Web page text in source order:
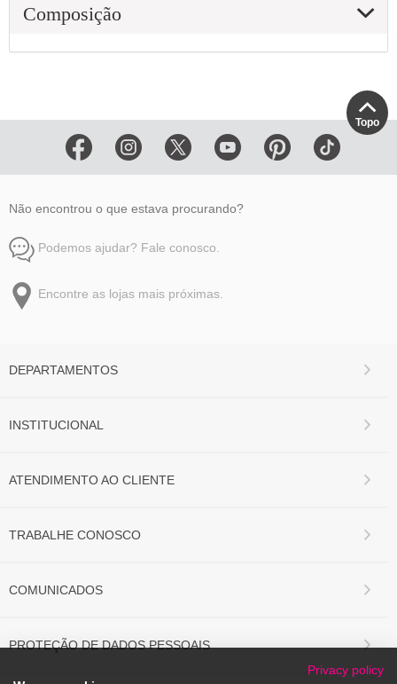
Composição
Topo
Não encontrou o que estava procurando?
Podemos ajudar? Fale conosco.
Encontre as lojas mais próximas.
DEPARTAMENTOS
INSTITUCIONAL
ATENDIMENTO AO CLIENTE
TRABALHE CONOSCO
COMUNICADOS
PROTEÇÃO DE DADOS PESSOAIS
Privacy policy